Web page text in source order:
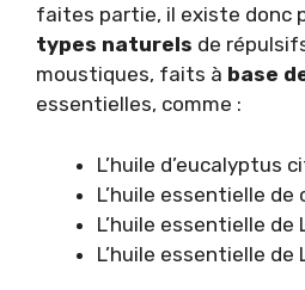
faites partie, il existe donc
types naturels de
moustiques, faits à base
essentielles, comme :
L’huile d’eucalyptus
L’huile essentielle de
L’huile essentielle de
L’huile essentielle de